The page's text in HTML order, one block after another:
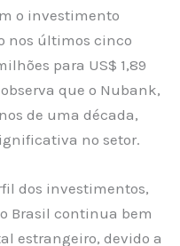
o investimento
nos últimos cinco
para US$ 1,89
que o Nubank,
de uma década,
no setor.
dos investimentos,
Brasil continua bem
estrangeiro, devido a